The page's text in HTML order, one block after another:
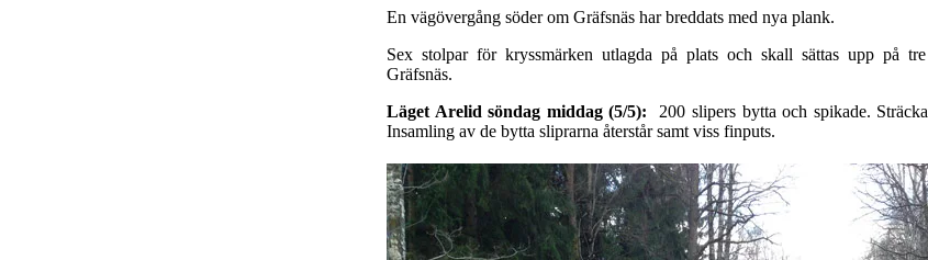
En vägövergång söder om Gräfsnäs har breddats med nya plank.
Sex stolpar för kryssmärken utlagda på plats och skall sättas upp på tre
Gräfsnäs.
Läget Arelid söndag middag (5/5): 200 slipers bytta och spikade.
Insamling av de bytta sliprarna återstår samt viss finputs.